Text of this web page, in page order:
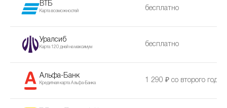
ВТБ
Карта возможностей бесплатно
Уралсиб
Карта 120 дней на максимум бесплатно
Альфа-Банк
Кредитная карта Альфа-Банка 1 290 ₽ со второго года